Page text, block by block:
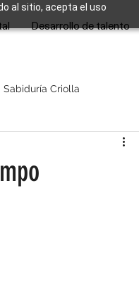
al sitio, acepta el uso
Desarrollo de talento
Sabiduría Criolla